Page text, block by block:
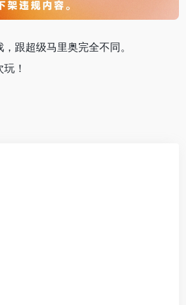
跟超级马里奥完全不同。
！